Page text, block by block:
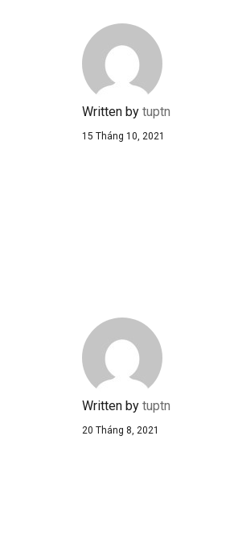
Written by tuptn
15 Tháng 10, 2021
Written by tuptn
20 Tháng 8, 2021